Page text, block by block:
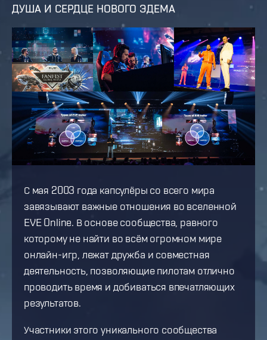
ДУША И СЕРДЦЕ НОВОГО ЭДЕМА
С мая 2003 года капсулёры со всего мира
завязывают важные отношения во вселенной
EVE Online. В основе сообщества, равного
которому не найти во всём огромном мире
онлайн-игр, лежат дружба и совместная
деятельность, позволяющие пилотам отлично
проводить время и добиваться впечатляющих
результатов.
Участники этого уникального сообщества